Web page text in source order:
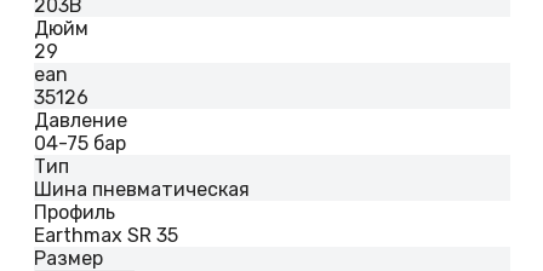
203B
Дюйм
29
ean
35126
Давление
04-75 бар
Тип
Шина пневматическая
Профиль
Earthmax SR 35
Размер